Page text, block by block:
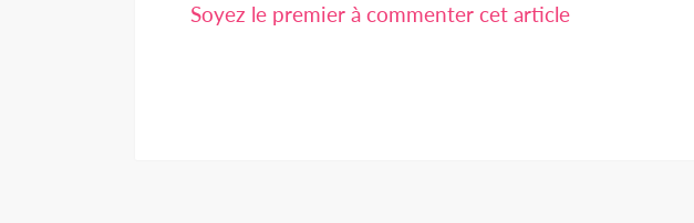
Soyez le premier à commenter cet article